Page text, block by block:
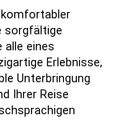
komfortabler
sorgfältige
alle eines
Erlebnisse,
Unterbringung
Ihrer Reise